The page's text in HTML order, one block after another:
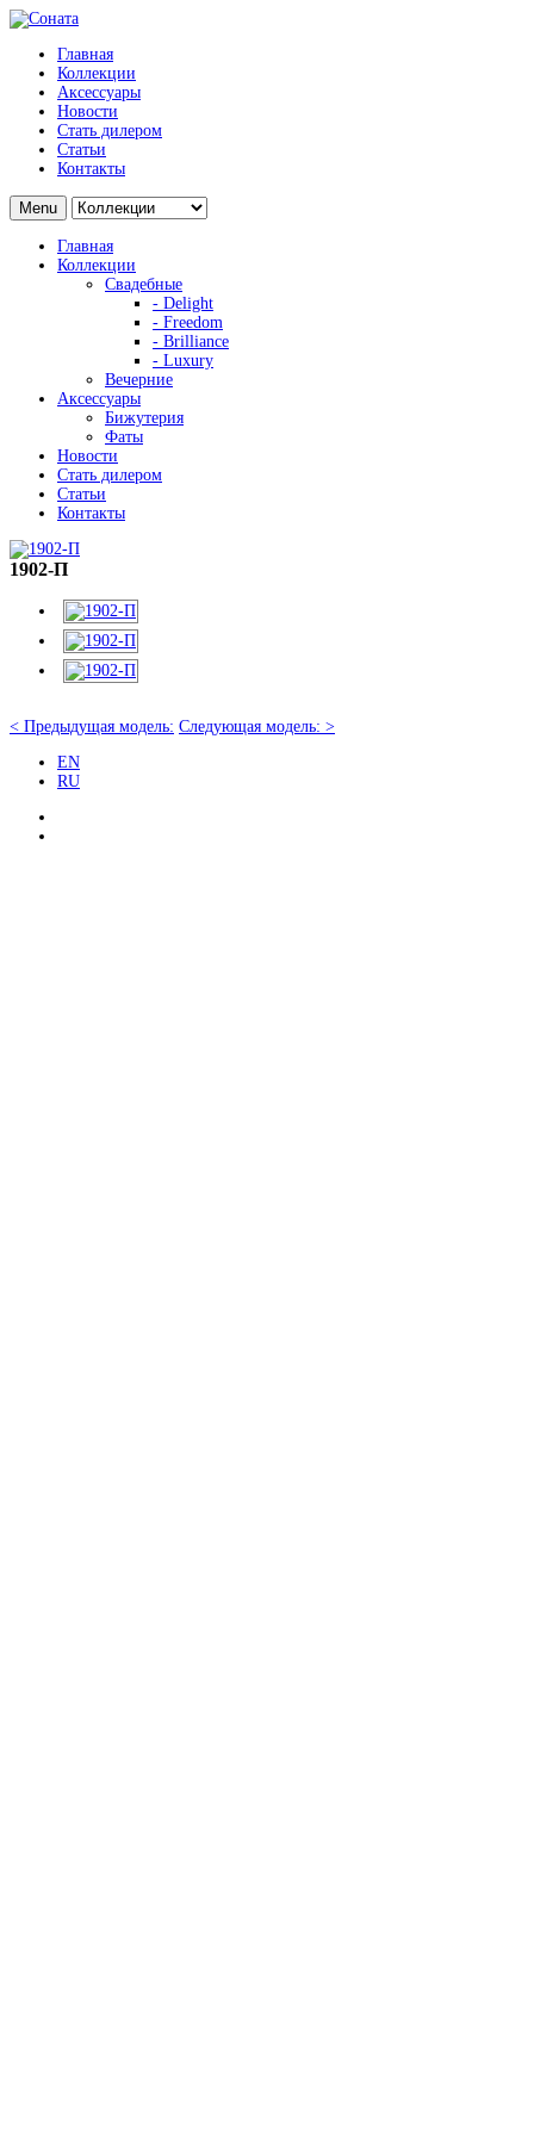
Главная
Коллекции
Аксессуары
Новости
Стать дилером
Статьи
Контакты
Menu
Главная
Коллекции
Свадебные
- Delight
- Freedom
- Brilliance
- Luxury
Вечерние
Аксессуары
Бижутерия
Фаты
Новости
Стать дилером
Статьи
Контакты
1902-П
< Предыдущая модель: Следующая модель: >
EN
RU